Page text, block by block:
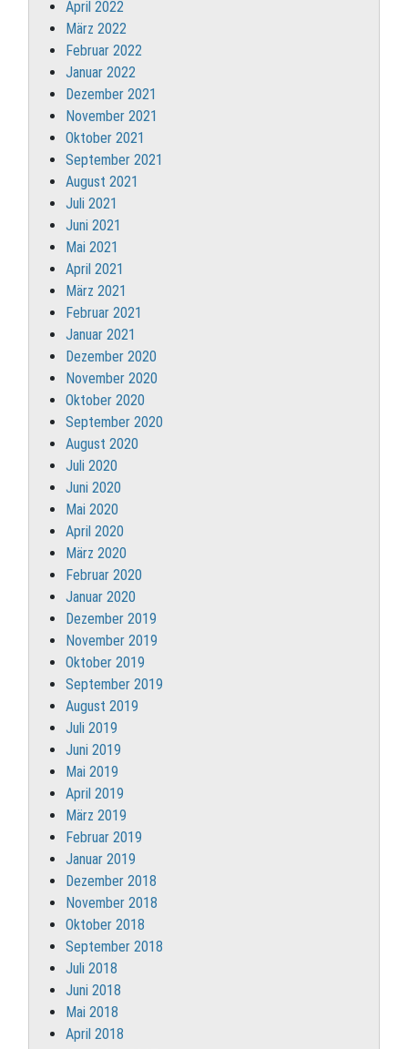
April 2022
März 2022
Februar 2022
Januar 2022
Dezember 2021
November 2021
Oktober 2021
September 2021
August 2021
Juli 2021
Juni 2021
Mai 2021
April 2021
März 2021
Februar 2021
Januar 2021
Dezember 2020
November 2020
Oktober 2020
September 2020
August 2020
Juli 2020
Juni 2020
Mai 2020
April 2020
März 2020
Februar 2020
Januar 2020
Dezember 2019
November 2019
Oktober 2019
September 2019
August 2019
Juli 2019
Juni 2019
Mai 2019
April 2019
März 2019
Februar 2019
Januar 2019
Dezember 2018
November 2018
Oktober 2018
September 2018
Juli 2018
Juni 2018
Mai 2018
April 2018